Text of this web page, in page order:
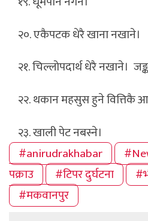
२०. एकैपटक धेरै खाना नखाने।
२१. चिल्लोपदार्थ धेरै नखाने।
२२. थकान महसुस हुने वित्तिकै
२३. खाली पेट नबस्ने।
#anirudrakhabar
पक्राउ
#टिपर दुर्घटना
#मकवानपुर